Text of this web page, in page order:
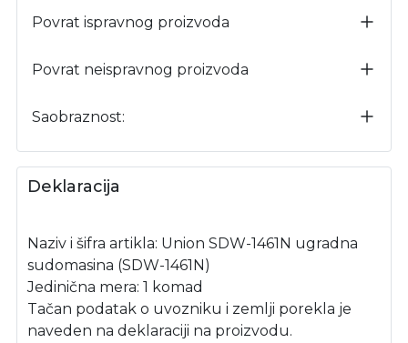
Povrat ispravnog proizvoda
Povrat neispravnog proizvoda
Saobraznost:
Deklaracija
Naziv i šifra artikla: Union SDW-1461N ugradna
sudomasina (SDW-1461N)
Jedinična mera: 1 komad
Tačan podatak o uvozniku i zemlji porekla je
naveden na deklaraciji na proizvodu.